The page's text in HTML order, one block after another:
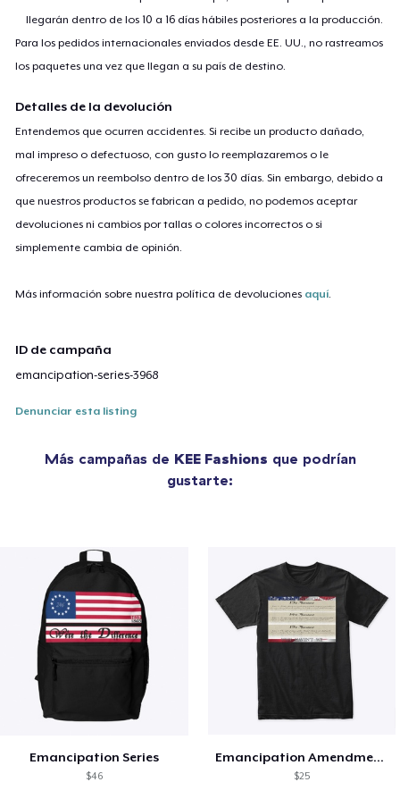
llegarán dentro de los 10 a 16 días hábiles posteriores a la producción.
Para los pedidos internacionales enviados desde EE. UU., no rastreamos
los paquetes una vez que llegan a su país de destino.
Detalles de la devolución
Entendemos que ocurren accidentes. Si recibe un producto dañado,
mal impreso o defectuoso, con gusto lo reemplazaremos o le
ofreceremos un reembolso dentro de los 30 días. Sin embargo, debido a
que nuestros productos se fabrican a pedido, no podemos aceptar
devoluciones ni cambios por tallas o colores incorrectos o si
simplemente cambia de opinión.
Más información sobre nuestra política de devoluciones aquí.
ID de campaña
emancipation-series-3968
Denunciar esta listing
Más campañas de KEE Fashions que podrían
gustarte:
Emancipation Series
$46
Emancipation Amendment Series
$25